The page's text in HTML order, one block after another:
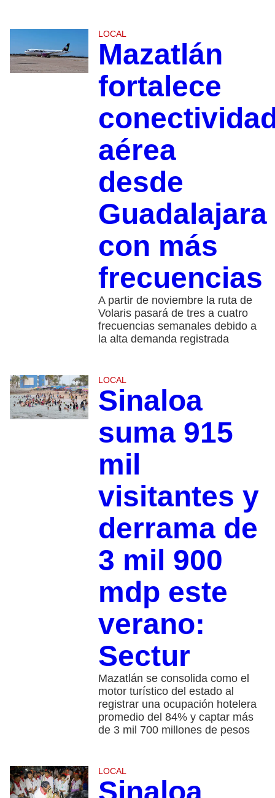
LOCAL
Mazatlán
fortalece
aérea
desde
Guadalajara
con más
frecuencias
A partir de noviembre la ruta de
Volaris pasará de tres a cuatro
frecuencias semanales debido a
la alta demanda registrada
LOCAL
Sinaloa
suma 915
mil
visitantes y
derrama de
3 mil 900
mdp este
verano:
Sectur
Mazatlán se consolida como el
motor turístico del estado al
registrar una ocupación hotelera
promedio del 84% y captar más
de 3 mil 700 millones de pesos
LOCAL